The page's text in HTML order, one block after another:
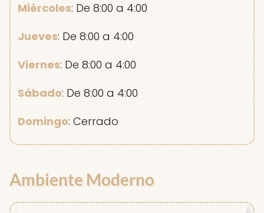
Miércoles: De 8:00 a 4:00
Jueves: De 8:00 a 4:00
Viernes: De 8:00 a 4:00
Sábado: De 8:00 a 4:00
Domingo: Cerrado
Ambiente Moderno